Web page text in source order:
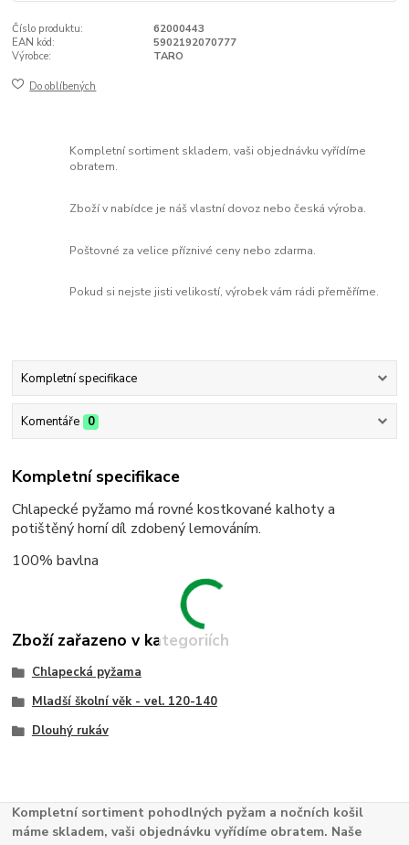
Číslo produktu:
62000443
EAN kód:
5902192070777
Výrobce:
TARO
Do oblíbených
Kompletní sortiment skladem, vaši objednávku vyřídíme
obratem.
Zboží v nabídce je náš vlastní dovoz nebo česká výroba.
Poštovné za velice příznivé ceny nebo zdarma.
Pokud si nejste jisti velikostí, výrobek vám rádi přeměříme.
Kompletní specifikace
Komentáře 0
Kompletní specifikace
Chlapecké pyžamo má rovné kostkované kalhoty a
potištěný horní díl zdobený lemováním.
100% bavlna
Zboží zařazeno v kategoriích
Chlapecká pyžama
Mladší školní věk - vel. 120-140
Dlouhý rukáv
Kompletní sortiment pohodlných pyžam a nočních košil
máme skladem, vaši objednávku vyřídíme obratem. Naše